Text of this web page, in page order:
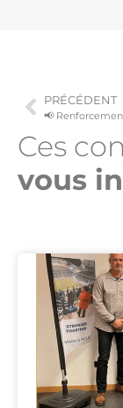
PRÉCÉDENT
Ces
vous